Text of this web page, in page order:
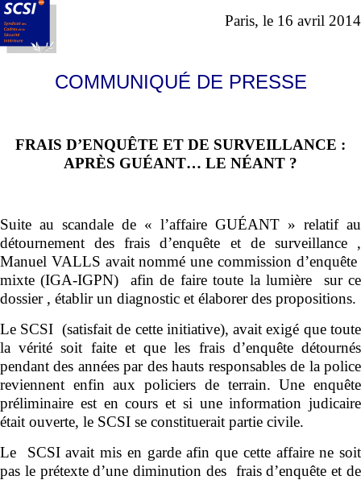
Paris, le 16 avril 2014
COMMUNIQUÉ DE PRESSE
FRAIS D’ENQUÊTE ET DE SURVEILLANCE :
APRÈS GUÉANT… LE NÉANT ?
Suite au scandale de « l’affaire GUÉANT » relatif au
détournement des frais d’enquête et de surveillance ,
Manuel VALLS avait nommé une commission d’enquête
mixte (IGA-IGPN) afin de faire toute la lumière sur ce
dossier , établir un diagnostic et élaborer des propositions.
Le SCSI (satisfait de cette initiative), avait exigé que toute
la vérité soit faite et que les frais d’enquête détournés
pendant des années par des hauts responsables de la police
reviennent enfin aux policiers de terrain. Une enquête
préliminaire est en cours et si une information judicaire
était ouverte, le SCSI se constituerait partie civile.
Le SCSI avait mis en garde afin que cette affaire ne soit
pas le prétexte d’une diminution des frais d’enquête et de